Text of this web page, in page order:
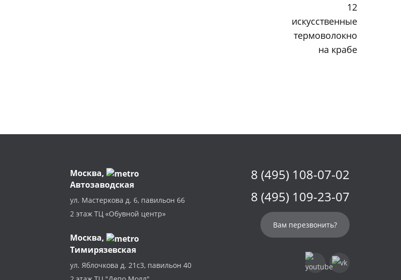
12
искусственные
термоволокно
на крабе
Москва,
Автозаводская
ул. Мастеркова д. 6, павильон 66
2 этаж ТЦ «Обувной центр»
Москва,
Тимирязевская
ул. Яблочкова д. 21с3, павильон 40
8 (495) 108-07-02
8 (495) 109-23-07
Вам перезвонить?